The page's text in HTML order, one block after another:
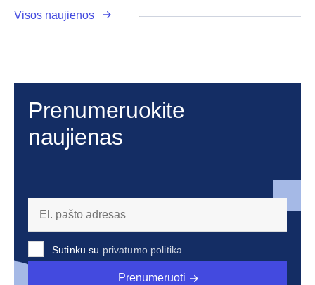
Visos naujienos
Prenumeruokite
naujienas
Sutinku su privatumo politika
Prenumeruoti